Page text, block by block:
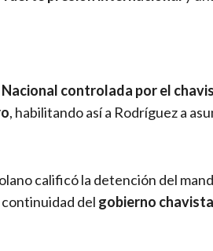
controlada por el
, habilitando así a Rodríguez a
calificó la detención del
del gobierno chavista